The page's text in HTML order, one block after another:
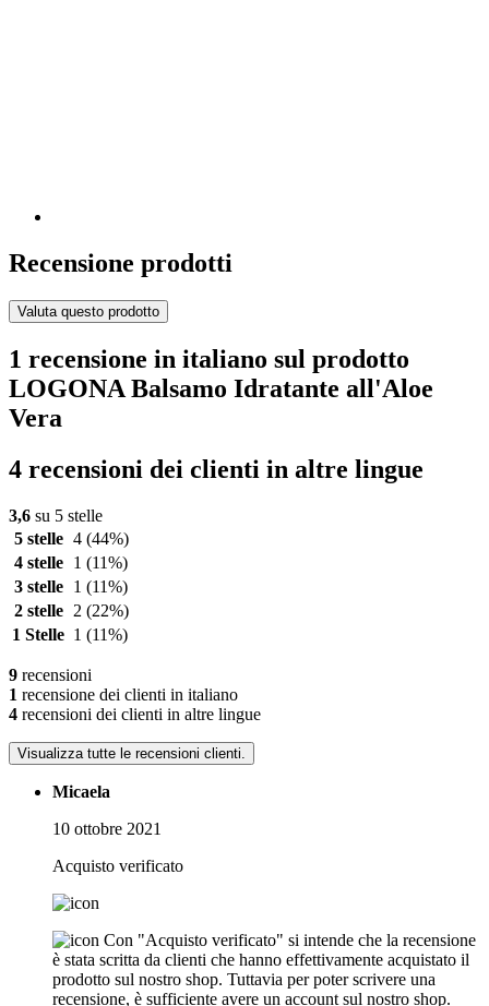
Recensione prodotti
Valuta questo prodotto
1 recensione in italiano sul prodotto
LOGONA Balsamo Idratante all'Aloe
Vera
4 recensioni dei clienti in altre lingue
3,6 su 5 stelle
5 stelle 4 (44%)
4 stelle
1 (11%)
3 stelle
1 (11%)
2 stelle
2 (22%)
1 Stelle 1 (11%)
9 recensioni
1 recensione dei clienti in italiano
4 recensioni dei clienti in altre lingue
Visualizza tutte le recensioni clienti.
Micaela
10 ottobre 2021
Acquisto verificato
Con "Acquisto verificato" si intende che la recensione
è stata scritta da clienti che hanno effettivamente acquistato il
prodotto sul nostro shop. Tuttavia per poter scrivere una
recensione, è sufficiente avere un account sul nostro shop.